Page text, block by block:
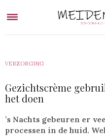
VERZORGING
Gezichtscrème
het doen
’s Nachts gebeuren er
processen in de huid.